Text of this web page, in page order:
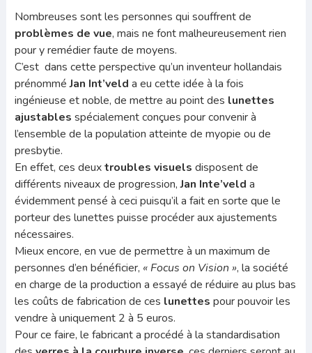
Nombreuses sont les personnes qui souffrent de
problèmes de vue, mais ne font malheureusement rien
pour y remédier faute de moyens.
C’est dans cette perspective qu’un inventeur hollandais
prénomméJan Int’veld a eu cette idée à la fois
ingénieuse et noble, de mettre au point des lunettes
ajustables spécialement conçues pour convenir à
l’ensemble de la population atteinte de myopie ou de
presbytie.
En effet, ces deuxtroubles visuels disposent de
différents niveaux de progression,Jan Inte’veld a
évidemment pensé à ceci puisqu’il a fait en sorte que le
porteur des lunettes puisse procéder aux ajustements
nécessaires.
Mieux encore, en vue de permettre à un maximum de
personnes d’en bénéficier, « Focus on Vision », la société
en charge de la production a essayé de réduire au plus bas
les coûts de fabrication de ces lunettes pour pouvoir les
vendre à uniquement 2 à 5 euros.
Pour ce faire, le fabricant a procédé à la standardisation